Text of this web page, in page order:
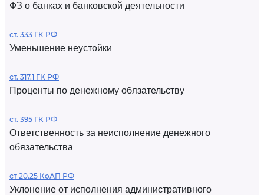
ФЗ о банках и банковской деятельности
ст. 333 ГК РФ
Уменьшение неустойки
ст. 317.1 ГК РФ
Проценты по денежному обязательству
ст. 395 ГК РФ
Ответственность за неисполнение денежного
обязательства
ст 20.25 КоАП РФ
Уклонение от исполнения административного